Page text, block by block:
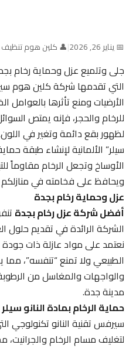
📅 يناير 26, 2026 |👤 كلين هوم تنظيف
جلى وتلميع عزل وحماية رخام
التي تقدمها شركة كلين هوم
الأرضيات ومنع تأثرها بالعوامل
للرخام والحجر، فإنه يمتص
لظهور بقع دائمة وتغير في اللون.
سيلر” الألمانية لإنشاء طبقة
الأوساخ وتجعل الرخام مقاوماً
ويحافظ على فخامته في منازلكم
عزل وحماية رخام بجدة
أفضل شركة عزل رخام بجدة
الشركة الرائدة في تقديم حلول
نعتمد على مواد عازلة ذات جودة
الطبيعي ولا تمنع “تنفسه”، مما
والواجهات والمغاسل من الرطوبة
مدينة جدة.
حماية الرخام بمادة النانو سيلر
سيرفس تقنية النانو تكنولوجي
لتغليف مسام الرخام والجرانيت،